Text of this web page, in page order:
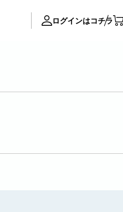
ログインはコチラ